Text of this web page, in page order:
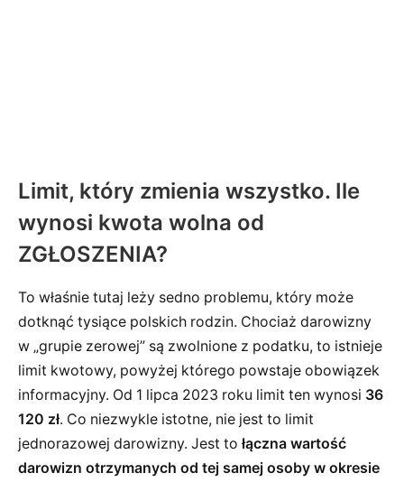
Limit, który zmienia wszystko. Ile
wynosi kwota wolna od
ZGŁOSZENIA?
To właśnie tutaj leży sedno problemu, który może
dotknąć tysiące polskich rodzin. Chociaż darowizny
w „grupie zerowej” są zwolnione z podatku, to istnieje
limit kwotowy, powyżej którego powstaje obowiązek
informacyjny. Od 1 lipca 2023 roku limit ten wynosi 36
120 zł. Co niezwykle istotne, nie jest to limit
jednorazowej darowizny. Jest to łączna wartość
darowizn otrzymanych od tej samej osoby w okresie